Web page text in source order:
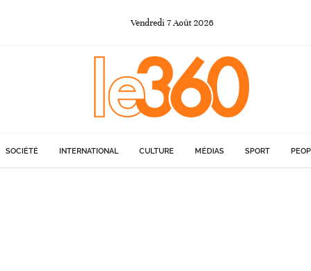
Vendredi 7Août 2026
SOCIÉTÉ INTERNATIONAL CULTURE MÉDIAS SPORT